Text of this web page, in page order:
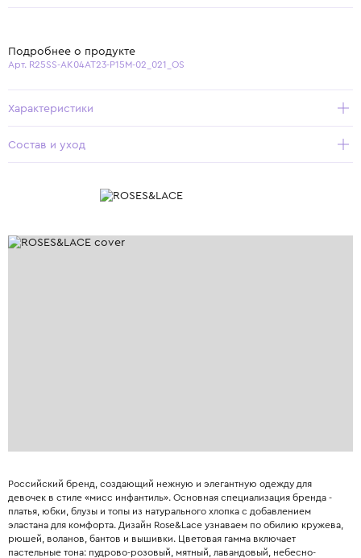
Подробнее о продукте
Арт. R25SS-AK04AT23-P15M-02_021_OS
Характеристики
Состав и уход
Российский бренд, создающий нежную и элегантную одежду для
девочек в стиле «мисс инфантиль». Основная специализация бренда -
платья, юбки, блузы и топы из натурального хлопка с добавлением
эластана для комфорта. Дизайн Rose&Lace узнаваем по обилию кружева,
рюшей, воланов, бантов и вышивки. Цветовая гамма включает
пастельные тона: пудрово-розовый, мятный, лавандовый, небесно-